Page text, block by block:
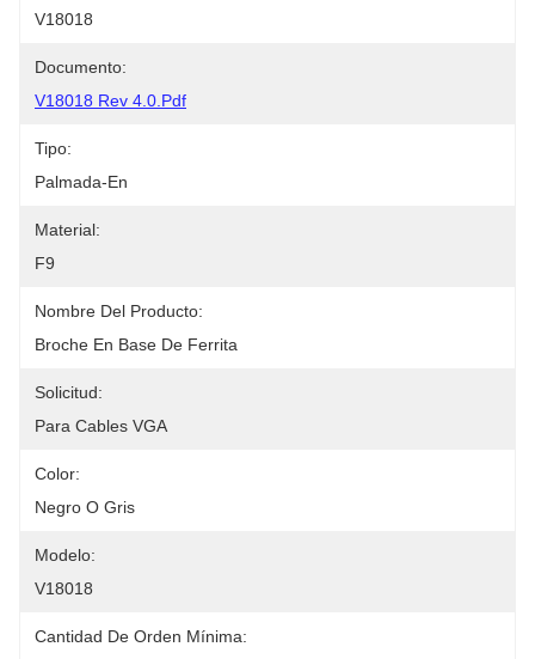
V18018
Documento:
V18018 Rev 4.0.pdf
Tipo:
Palmada-En
Material:
F9
Nombre Del Producto:
Broche En Base De Ferrita
Solicitud:
Para Cables VGA
Color:
Negro O Gris
Modelo:
V18018
Cantidad De Orden Mínima: